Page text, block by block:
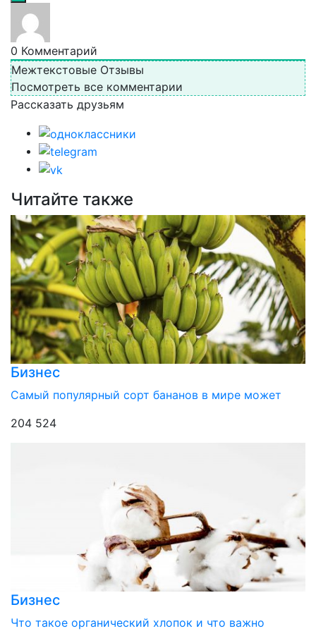
0 Комментарий
Межтекстовые Отзывы
Посмотреть все комментарии
Рассказать друзьям
Читайте также
Бизнес
Самый популярный сорт бананов в мире может
204 524
Бизнес
Что такое органический хлопок и что важно